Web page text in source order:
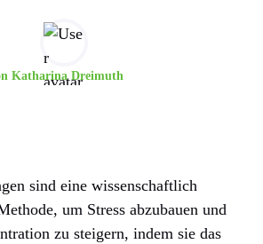
Katharina Dreimuth
sind eine wissenschaftlich
um Stress abzubauen und
zu steigern, indem sie das